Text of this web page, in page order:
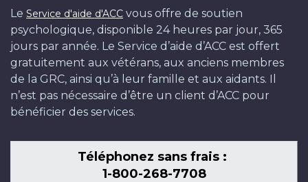
Le Service d'aide d'ACC vous offre de soutien
psychologique, disponible 24 heures par jour, 365
jours par année. Le Service d’aide d’ACC est offert
gratuitement aux vétérans, aux anciens membres
de la GRC, ainsi qu’à leur famille et aux aidants. Il
n’est pas nécessaire d’être un client d’ACC pour
bénéficier des services.
Téléphonez sans frais :
1-800-268-7708